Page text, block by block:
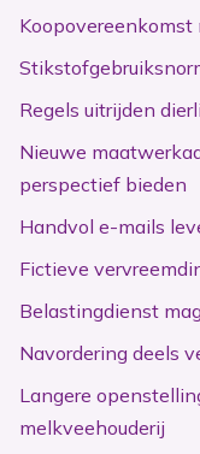
Regels uitrijden
Nieuwe
perspectief bieden
Handvol e-mails
Fictieve
Belastingdienst
Navordering deels
Langere
melkveehouderij